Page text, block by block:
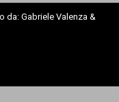
da: Gabriele Valenza &